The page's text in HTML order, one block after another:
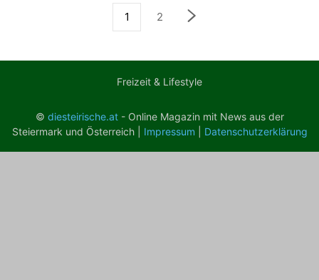
1 2
Freizeit & Lifestyle
© diesteirische.at- Online Magazin mit News aus der
Steiermark und Österreich | Impressum Datenschutzerklärung